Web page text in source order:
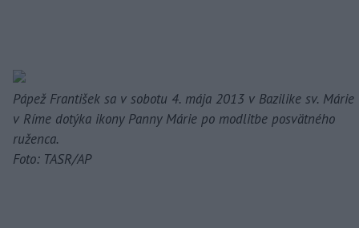
Pápež František sa v sobotu 4. mája 2013 v Bazilike sv. Márie
v Ríme dotýka ikony Panny Márie po modlitbe posvätného
ruženca.
Foto: TASR/AP